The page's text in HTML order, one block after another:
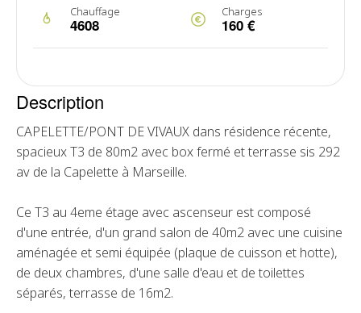
Chauffage
4608
Charges
160 €
Description
CAPELETTE/PONT DE VIVAUX dans résidence récente,
spacieux T3 de 80m2 avec box fermé et terrasse sis 292
av de la Capelette à Marseille.
Ce T3 au 4eme étage avec ascenseur est composé
d'une entrée, d'un grand salon de 40m2 avec une cuisine
aménagée et semi équipée (plaque de cuisson et hotte),
de deux chambres, d'une salle d'eau et de toilettes
séparés, terrasse de 16m2.